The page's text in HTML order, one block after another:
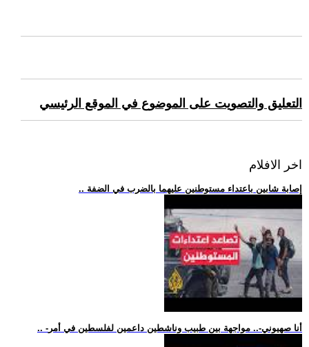
التعليق والتصويت على الموضوع في الموقع الرئيسي
اخر الافلام
.. إصابة شابين باعتداء مستوطنين عليهما بالضرب في الضفة
.. -أنا صهيوني-.. مواجهة بين طبيب وناشطين داعمين لفلسطين في أمر